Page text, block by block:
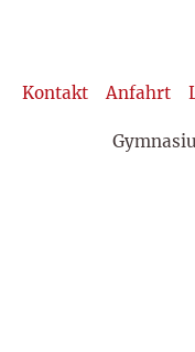
Kontakt Anfahrt